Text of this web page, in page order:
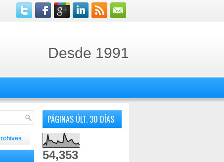
Desde 1991
PÁGINAS ÚLT. 30 DÍAS
54,353